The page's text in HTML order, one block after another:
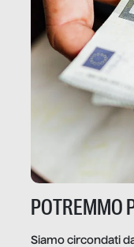
POTREMMO
Siamo circondati